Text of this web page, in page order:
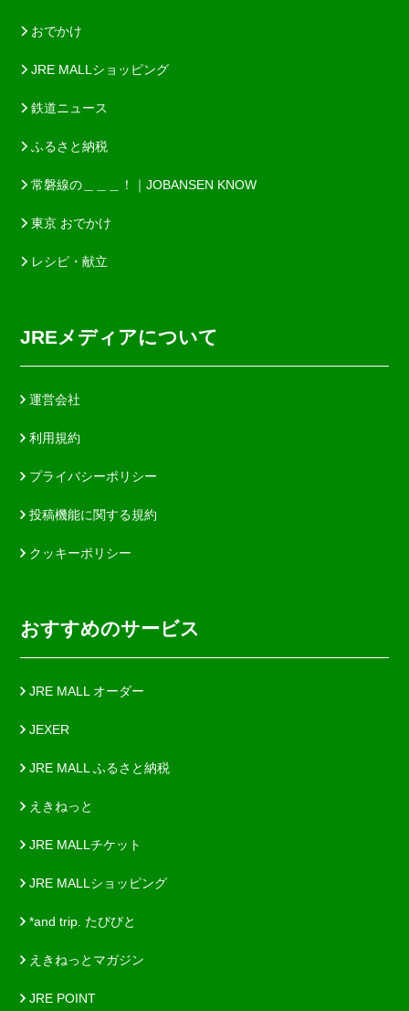
おでかけ
JRE MALLショッピング
鉄道ニュース
ふるさと納税
常磐線の＿＿＿！｜JOBANSEN KNOW
東京 おでかけ
レシピ・献立
JREメディアについて
運営会社
利用規約
プライバシーポリシー
投稿機能に関する規約
クッキーポリシー
おすすめのサービス
JRE MALL オーダー
JEXER
JRE MALL ふるさと納税
えきねっと
JRE MALLチケット
JRE MALLショッピング
*and trip. たびびと
えきねっとマガジン
JRE POINT